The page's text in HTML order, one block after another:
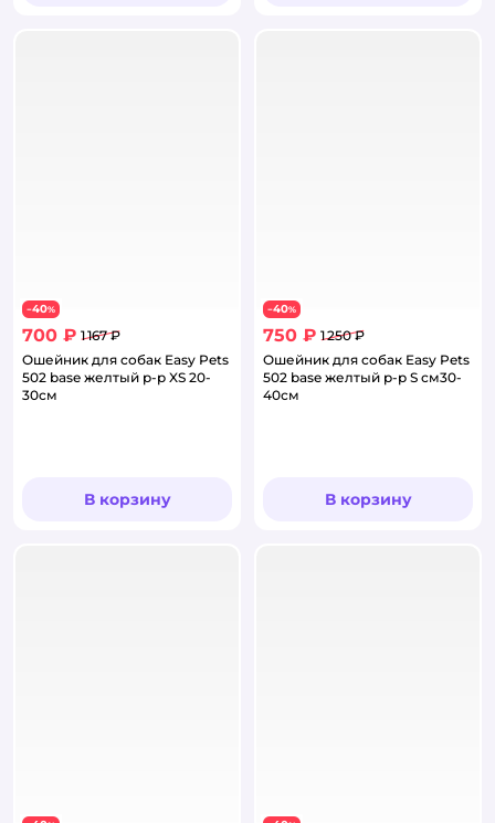
−40%
700 ₽ 1 167 ₽
Ошейник для собак Easy Pets
502 base желтый р-р XS 20-
30см
В корзину
−40%
750 ₽ 1 250 ₽
Ошейник для собак Easy Pets
502 base желтый р-р S см30-
40см
В корзину